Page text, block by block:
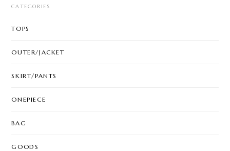
CATEGORIES
TOPS
OUTER/JACKET
SKIRT/PANTS
ONEPIECE
BAG
GOODS